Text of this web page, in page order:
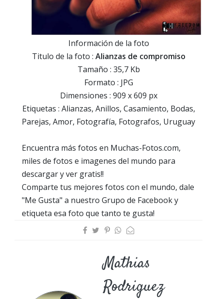
Información de la foto
Titulo de la foto : Alianzas de compromiso
Tamaño : 35,7 Kb
Formato : JPG
Dimensiones : 909 x 609 px
Etiquetas : Alianzas, Anillos, Casamiento, Bodas,
Parejas, Amor, Fotografía, Fotografos, Uruguay
Encuentra más fotos en Muchas-Fotos.com,
miles de fotos e imagenes del mundo para
descargar y ver gratis!!
Comparte tus mejores fotos con el mundo, dale
"Me Gusta" a nuestro Grupo de Facebook y
etiqueta esa foto que tanto te gusta!
Mathias
Rodriguez